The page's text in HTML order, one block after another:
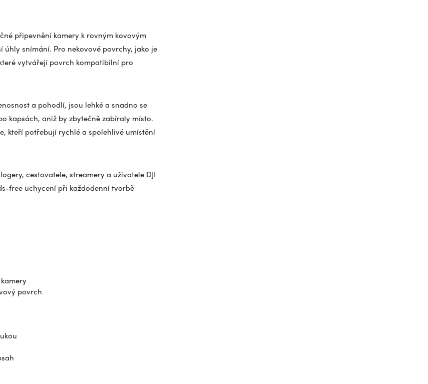
připevnění kamery k rovným kovovým
snímání. Pro nekovové povrchy, jako je
vytvářejí povrch kompatibilní pro
a pohodlí, jsou lehké a snadno se
kapsách, aniž by zbytečně zabíraly místo.
kteří potřebují rychlé a spolehlivé umístění
cestovatele, streamery a uživatele DJI
free uchycení při každodenní tvorbě
povrch